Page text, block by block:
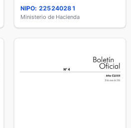
NIPO: 225240281
Ministerio de Hacienda